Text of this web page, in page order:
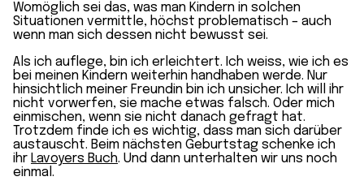
Womöglich sei das, was man Kindern in solchen
Situationen vermittle, höchst problematisch – auch
wenn man sich dessen nicht bewusst sei.
Als ich auflege, bin ich erleichtert. Ich weiss, wie ich es
bei meinen Kindern weiterhin handhaben werde. Nur
hinsichtlich meiner Freundin bin ich unsicher. Ich will ihr
nicht vorwerfen, sie mache etwas falsch. Oder mich
einmischen, wenn sie nicht danach gefragt hat.
Trotzdem finde ich es wichtig, dass man sich darüber
austauscht. Beim nächsten Geburtstag schenke ich
ihr Lavoyers Buch. Und dann unterhalten wir uns noch
einmal.